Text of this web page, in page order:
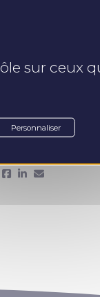
:
sur ceux
Personnaliser